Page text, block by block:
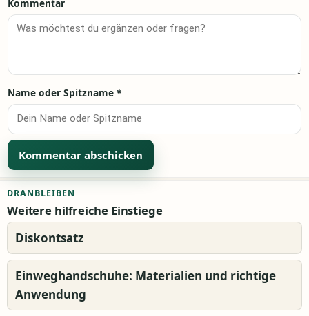
Kommentar
Name oder Spitzname *
DRANBLEIBEN
Weitere hilfreiche Einstiege
Diskontsatz
Einweghandschuhe: Materialien und richtige
Anwendung